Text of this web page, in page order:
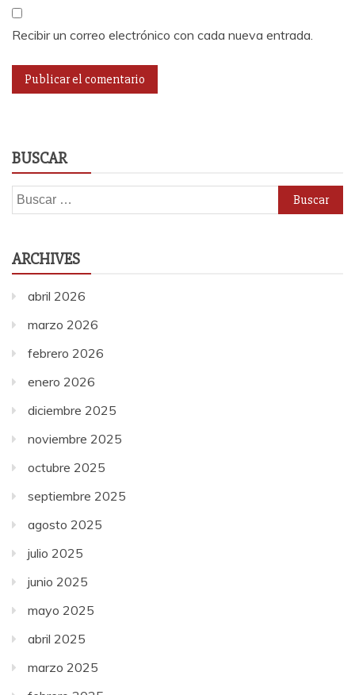
Recibir un correo electrónico con cada nueva entrada.
BUSCAR
Buscar:
ARCHIVES
abril 2026
marzo 2026
febrero 2026
enero 2026
diciembre 2025
noviembre 2025
octubre 2025
septiembre 2025
agosto 2025
julio 2025
junio 2025
mayo 2025
abril 2025
marzo 2025